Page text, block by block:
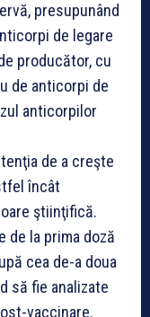
presupunând
de legare
producător, cu
de anticorpi de
anticorpilor
de a creşte
încât
ştiinţifică.
de la prima doză
cea de-a doua
să fie analizate
vaccinare.